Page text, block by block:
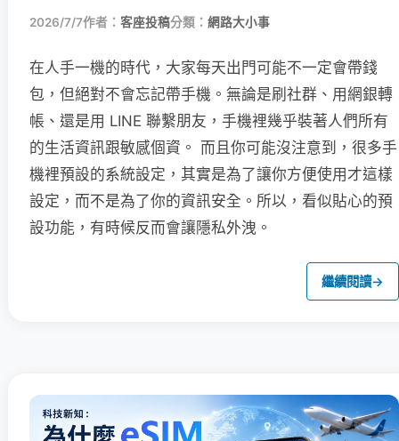
2026/7/7作者： 客座投稿分類： 網路大小事
在人手一機的時代，大家每天出門可能不一定會帶錢
包，但絕對不會忘記帶手機。無論是刷社群、用網銀轉
帳、還是用 LINE 聯繫朋友，手機裡幾乎裝著人們所有
的生活資訊跟敏感個資。 而且你可能沒注意到，很多手
機裡預設的系統設定，其實是為了讓你方便使用才這樣
設定，而不是為了你的資訊安全。所以，看似貼心的預
設功能，有時候反而會讓隱私外洩。
繼續閱讀→